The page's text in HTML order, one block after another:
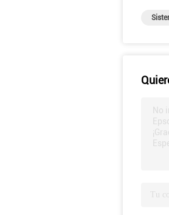
No